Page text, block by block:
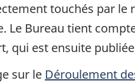
touchés par
Bureau tient
qui est ensuite
sur le Déroulement